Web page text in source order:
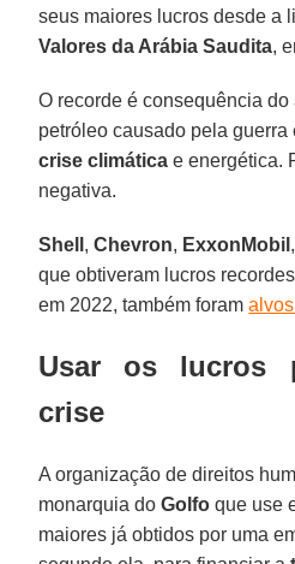
seus maiores lucros desde a
Valores da Arábia Saudita,
O recorde é consequência
petróleo causado pela guerra
crise climática e energética.
negativa.
Shell ,Chevron, ExxonMobil
que obtiveram lucros
em 2022, também foram
Usar os lucros
crise
A organização de direitos
monarquia doGolfo que use
maiores já obtidos por uma